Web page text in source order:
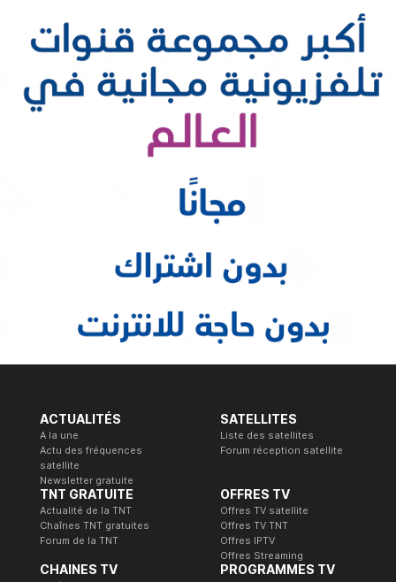
ACTUALITÉS
A la une
Actu des fréquences
satellite
Newsletter gratuite
SATELLITES
Liste des satellites
Forum réception satellite
TNT GRATUITE
Actualité de la TNT
Chaînes TNT gratuites
Forum de la TNT
OFFRES TV
Offres TV satellite
Offres TV TNT
Offres IPTV
Offres Streaming
CHAINES TV PROGRAMMES TV